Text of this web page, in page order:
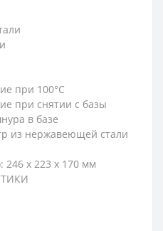
при 100°С
при снятии с базы
в базе
из нержавеющей стали
х 223 х 170 мм